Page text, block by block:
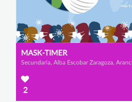
MASK-TIMER
2